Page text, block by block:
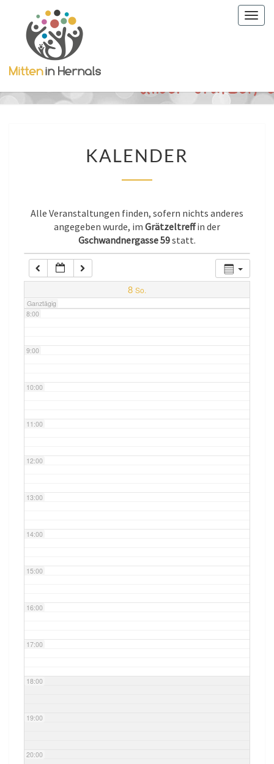
KALENDER
Alle Veranstaltungen finden, sofern nichts anderes
angegeben wurde, im Grätzeltreffin der
Gschwandnergasse 59statt.
8 So.
Ganztägig
0:00
1:00
2:00
7:00
8:00
9:00
10:00
11:00
12:00
13:00
14:00
15:00
16:00
17:00
18:00
19:00
20:00